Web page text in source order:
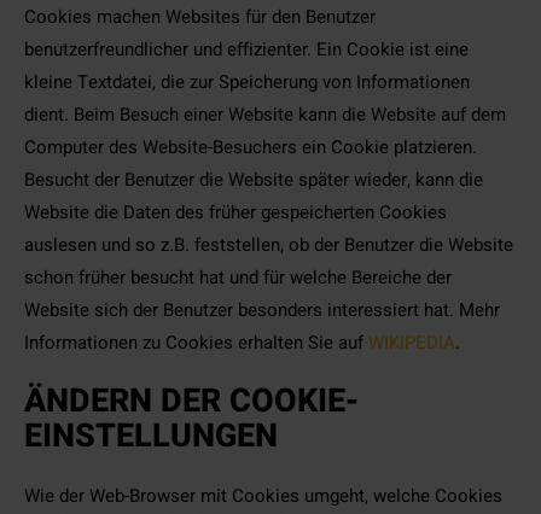
Cookies machen Websites für den Benutzer
benutzerfreundlicher und effizienter. Ein Cookie ist eine
kleine Textdatei, die zur Speicherung von Informationen
dient. Beim Besuch einer Website kann die Website auf dem
Computer des Website-Besuchers ein Cookie platzieren.
Besucht der Benutzer die Website später wieder, kann die
Website die Daten des früher gespeicherten Cookies
auslesen und so z.B. feststellen, ob der Benutzer die Website
schon früher besucht hat und für welche Bereiche der
Website sich der Benutzer besonders interessiert hat. Mehr
Informationen zu Cookies erhalten Sie auf WIKIPEDIA.
ÄNDERN DER COOKIE-
EINSTELLUNGEN
Wie der Web-Browser mit Cookies umgeht, welche Cookies